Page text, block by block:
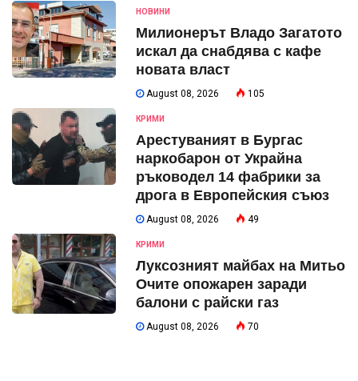
НОВИНИ
Милионерът Владо Загатото
искал да снабдява с кафе
новата власт
August 08, 2026 105
КРИМИ
Арестуваният в Бургас
наркобарон от Украйна
ръководел 14 фабрики за
дрога в Европейския съюз
August 08, 2026 49
КРИМИ
Луксозният майбах на Митьо
Очите опожарен заради
балони с райски газ
August 08, 2026 70